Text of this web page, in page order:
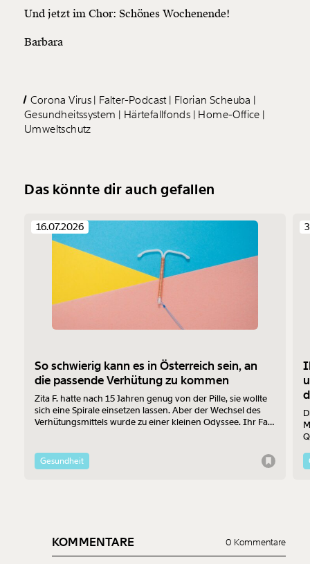
Und jetzt im Chor: Schönes Wochenende!
Barbara
Corona Virus Falter-Podcast
Florian Scheuba
Gesundheitssystem
Härtefallfonds Home-Office
Umweltschutz
Das könnte dir auch gefallen
16.07.2026
So schwierig kann es in Österreich sein, an
die passende Verhütung zu kommen
Zita F. hatte nach 15 Jahren genug von der Pille, sie wollte
sich eine Spirale einsetzen lassen. Aber der Wechsel des
Verhütungsmittels wurde zu einer kleinen Odyssee. Ihr Fall
Verhütungsmittel konfrontiert sind.
Gesundheit
KOMMENTARE 0 Kommentare